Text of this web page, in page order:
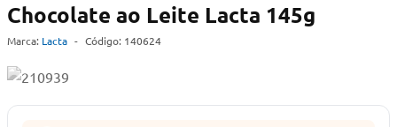
Chocolate ao Leite Lacta 145g
Marca: Lacta - Código: 140624